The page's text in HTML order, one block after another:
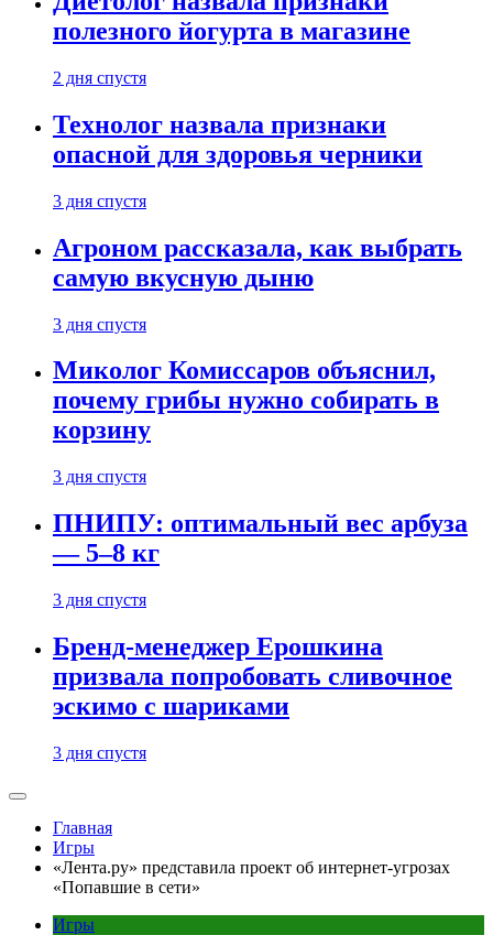
полезного йогурта в магазине
2 дня спустя
Технолог назвала признаки
опасной для здоровья черники
3 дня спустя
Агроном рассказала, как выбрать
самую вкусную дыню
3 дня спустя
Миколог Комиссаров объяснил,
почему грибы нужно собирать в
корзину
3 дня спустя
ПНИПУ: оптимальный вес арбуза
— 5–8 кг
3 дня спустя
Бренд-менеджер Ерошкина
призвала попробовать сливочное
эскимо с шариками
3 дня спустя
Главная
Игры
«Лента.ру» представила проект об интернет-угрозах
«Попавшие в сети»
Игры